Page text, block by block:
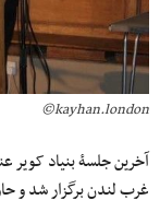
kayhan.london©
غرب لندن برگزار شد و